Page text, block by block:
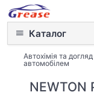
Каталог
Автохімія та догляд
автомобілем
NEWTON